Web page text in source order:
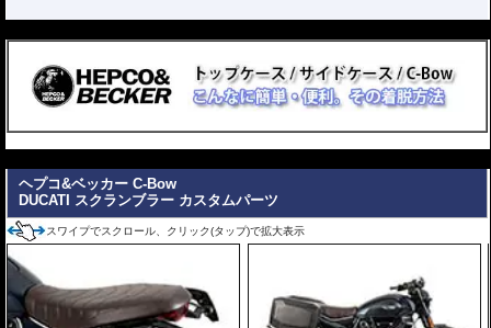
ヘプコ&ベッカー C-Bow
DUCATI スクランブラー カスタムパーツ
スワイプでスクロール、クリック(タップ)で拡大表示